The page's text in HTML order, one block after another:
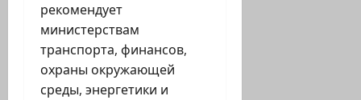
рекомендует
министерствам
транспорта, финансов,
охраны окружающей
среды, энергетики и